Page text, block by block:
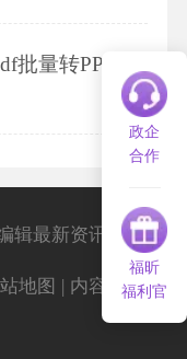
批量转PPT怎
政企
合作
福昕
福利官
辑最新资讯
地图 | 内容导航 |